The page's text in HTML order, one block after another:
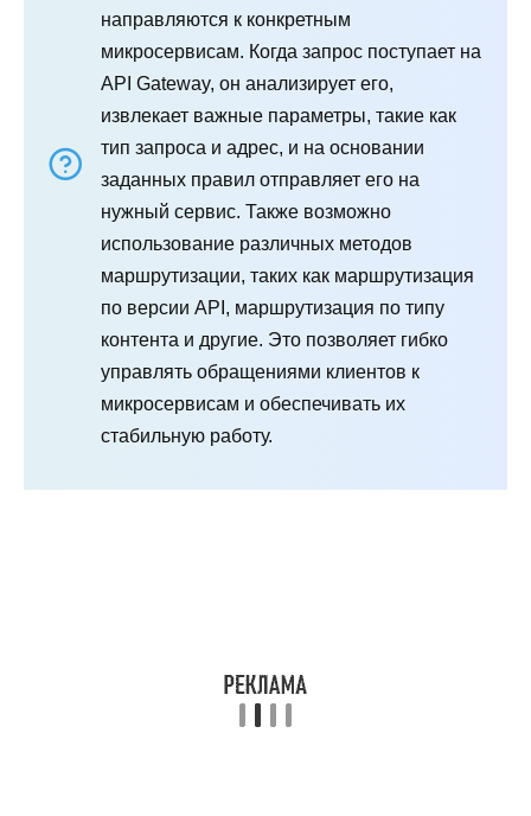
направляются к конкретным
микросервисам. Когда запрос поступает на
API Gateway, он анализирует его,
извлекает важные параметры, такие как
тип запроса и адрес, и на основании
заданных правил отправляет его на
нужный сервис. Также возможно
использование различных методов
маршрутизации, таких как маршрутизация
по версии API, маршрутизация по типу
контента и другие. Это позволяет гибко
управлять обращениями клиентов к
микросервисам и обеспечивать их
стабильную работу.